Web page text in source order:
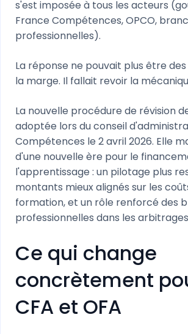
s'est imposée à tous les acteurs
France Compétences, OPCO,
professionnelles).
La réponse ne pouvait plus être
la marge. Il fallait revoir la
La nouvelle procédure de révision
adoptée lors du conseil
Compétences le 2 avril 2026. Elle
d'une nouvelle ère pour le
l'apprentissage : un pilotage plus
montants mieux alignés sur les
formation, et un rôle renforcé des
professionnelles dans les
Ce qui change
concrètement
CFA et OFA